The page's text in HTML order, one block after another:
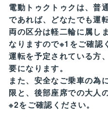
電動トゥクトゥクは、普
であれば、どなたでも運
両の区分は軽二輪に属し
なりますので※1をご確認
運転を予定されている方
要になります。
また、安全なご乗車の為
限と、後部座席での大人
※2をご確認ください。